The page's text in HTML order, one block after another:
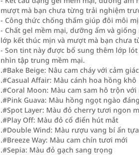
mượt mà bạn chưa từng trải nghiệm
- Công thức chống thấm giúp đôi môi
- Chất gel mềm mại, dưỡng ẩm và
lớp kết thúc mịn và mượt mà bạn chưa
- Son tint này được bổ sung thêm lớp
nhìn tập trung mềm mại.
.#Bake Beige: Nâu cam cháy với cảm
.#Casual Affair: Màu cánh hoa hồng khô
.#Coral Moon: Màu cam sam hô trộn
.#Pink Guava: Màu hồng ngọt ngào
.#Spot Layer: Màu đỏ cherry tươi ngon
.#Play Off: Màu đỏ cổ điển hút mắt
.#Double Wind: Màu rượu vang bí ẩn
.#Breeze Way: Màu cam chín tươi mới
.#Sepia: Màu đỏ gạch sang trọng